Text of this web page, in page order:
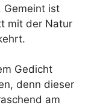
Gemeint ist
mit der Natur
Gedicht
denn dieser
am